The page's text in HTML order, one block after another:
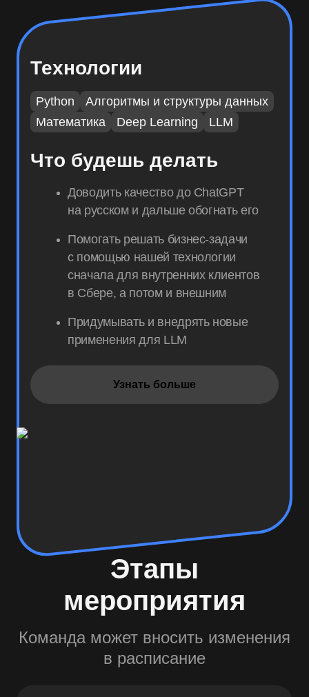
Технологии
Python
Алгоритмы и структуры данных
Математика
Deep Learning LLM
Что будешь делать
Доводить качество до ChatGPT
на русском и дальше обогнать его
Помогать решать бизнес-задачи
с помощью нашей технологии
сначала для внутренних клиентов
в Сбере, а потом и внешним
Придумывать и внедрять новые
применения для LLM
Узнать больше
Этапы
мероприятия
Команда может вносить изменения
в расписание